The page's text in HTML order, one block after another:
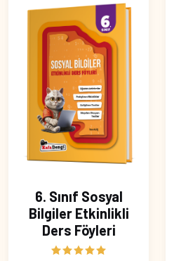
6. Sınıf Sosyal
Bilgiler Etkinlikli
Ders Föyleri